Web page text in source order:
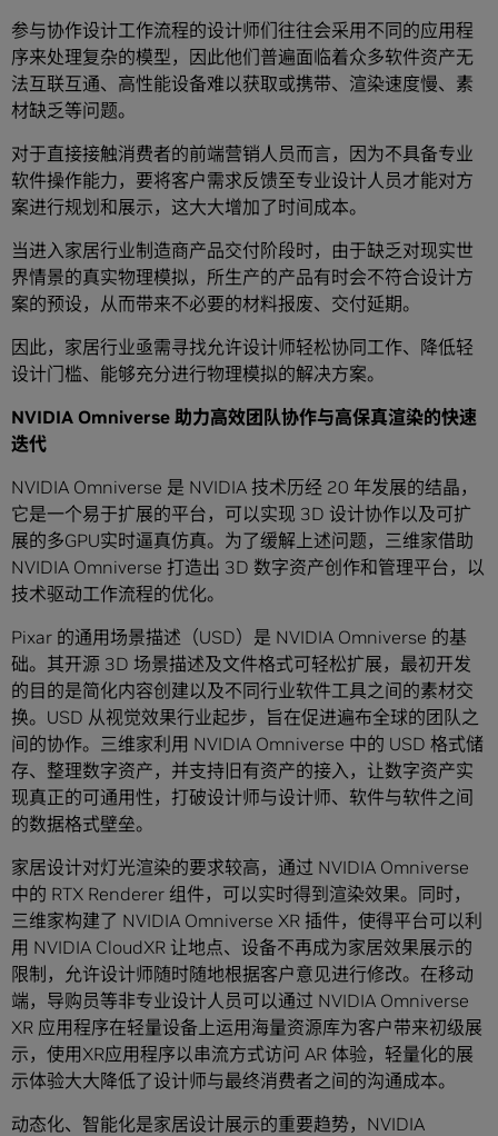
参与协作设计工作流程的设计师们往往会采用不同的应用程
序来处理复杂的模型，因此他们普遍面临着众多软件资产无
法互联互通、高性能设备难以获取或携带、渲染速度慢、素
材缺乏等问题。
对于直接接触消费者的前端营销人员而言，因为不具备专业
软件操作能力，要将客户需求反馈至专业设计人员才能对方
案进行规划和展示，这大大增加了时间成本。
当进入家居行业制造商产品交付阶段时，由于缺乏对现实世
界情景的真实物理模拟，所生产的产品有时会不符合设计方
案的预设，从而带来不必要的材料报废、交付延期。
因此，家居行业亟需寻找允许设计师轻松协同工作、降低轻
设计门槛、能够充分进行物理模拟的解决方案。
NVIDIA Omniverse 助力高效团队协作与高保真渲染的快速
迭代
NVIDIA Omniverse 是 NVIDIA 技术历经 20 年发展的结晶，
它是一个易于扩展的平台，可以实现 3D 设计协作以及可扩
展的多GPU实时逼真仿真。为了缓解上述问题，三维家借助
NVIDIA Omniverse 打造出 3D 数字资产创作和管理平台，以
技术驱动工作流程的优化。
Pixar 的通用场景描述（USD）是 NVIDIA Omniverse 的基
础。其开源 3D 场景描述及文件格式可轻松扩展，最初开发
的目的是简化内容创建以及不同行业软件工具之间的素材交
换。USD 从视觉效果行业起步，旨在促进遍布全球的团队之
间的协作。三维家利用 NVIDIA Omniverse 中的 USD 格式储
存、整理数字资产，并支持旧有资产的接入，让数字资产实
现真正的可通用性，打破设计师与设计师、软件与软件之间
的数据格式壁垒。
家居设计对灯光渲染的要求较高，通过 NVIDIA Omniverse
中的 RTX Renderer 组件，可以实时得到渲染效果。同时，
三维家构建了 NVIDIA Omniverse XR 插件，使得平台可以利
用 NVIDIA CloudXR 让地点、设备不再成为家居效果展示的
限制，允许设计师随时随地根据客户意见进行修改。在移动
端，导购员等非专业设计人员可以通过 NVIDIA Omniverse
XR 应用程序在轻量设备上运用海量资源库为客户带来初级展
示，使用XR应用程序以串流方式访问 AR 体验，轻量化的展
示体验大大降低了设计师与最终消费者之间的沟通成本。
动态化、智能化是家居设计展示的重要趋势，NVIDIA